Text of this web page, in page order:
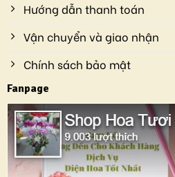
Hướng dẫn thanh toán
Vận chuyển và giao nhận
Chính sách bảo mật
Fanpage